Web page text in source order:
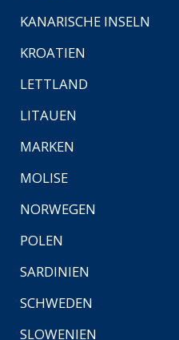
KANARISCHE INSELN
KROATIEN
LETTLAND
LITAUEN
MARKEN
MOLISE
NORWEGEN
POLEN
SARDINIEN
SCHWEDEN
SLOWENIEN